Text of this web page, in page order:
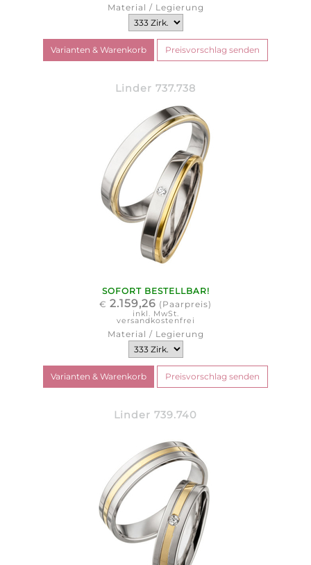
Material / Legierung
Linder 737.738
SOFORT BESTELLBAR!
€ 2.159,26 (Paarpreis)
inkl. MwSt.
versandkostenfrei
Material / Legierung
Linder 739.740